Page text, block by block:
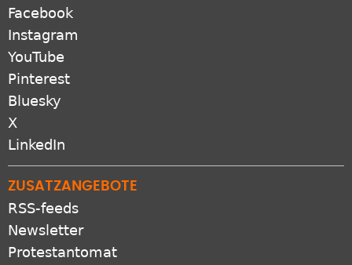
Facebook
Instagram
YouTube
Pinterest
Bluesky
X
LinkedIn
ZUSATZANGEBOTE
RSS-feeds
Newsletter
Protestantomat